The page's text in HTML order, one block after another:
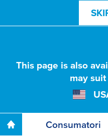
This page is also
may
Consumatori